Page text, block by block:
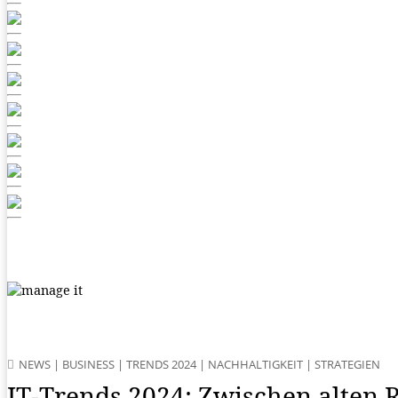
NEWS | BUSINESS | TRENDS 2024| NACHHALTIGKEIT | STRATEGIEN